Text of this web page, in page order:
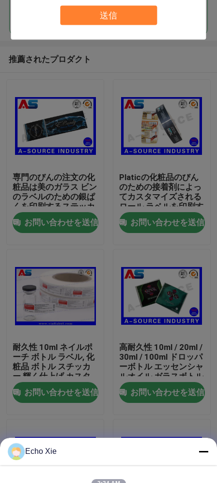
送信
家
プロダクト
工場旅行
品質管理
私達に連絡しなさい
引用を要求しなさい
10ml ガラスびん箱
推薦されたプロダクト
専門のびんの注文の化
粧品は美のガラス ビン
のラベルのための銀ぱ
くを印刷するステッカ
ーを分類します
お問い合わせを送信
Platicの化粧品のびん
のための接着剤によっ
てカスタマイズされる
ロール ラベルを印刷す
るレーザーのラベルの
注文の化粧品のラベル
お問い合わせを送信
耐久性 10ml ネイルポ
ーチ ボトル ラベル, 化
粧品 ボトル スチッカ
ー 輝く仕上げ カスタ
ムカラー
お問い合わせを送信
高耐久性 10ml / 20ml /
30ml / 100ml ドロッパ
ーボトル エッセンシャ
ルオイル ガラスボトル
防水 印刷
お問い合わせを送信
Echo Xie